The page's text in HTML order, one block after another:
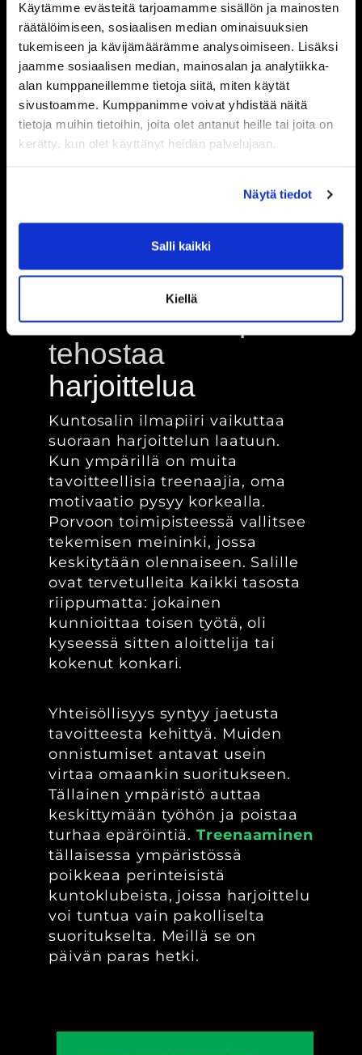
Käytämme evästeitä tarjoamamme sisällön ja mainosten
räätälöimiseen, sosiaalisen median ominaisuuksien
tukemiseen ja kävijämäärämme analysoimiseen. Lisäksi
jaamme sosiaalisen median, mainosalan ja analytiikka-
alan kumppaneillemme tietoja siitä, miten käytät
sivustoamme. Kumppanimme voivat yhdistää näitä
tietoja muihin tietoihin, joita olet antanut heille tai joita on
kerätty, kun olet käyttänyt heidän palvelujaan.
Näytä tiedot
Salli kaikki
Kiellä
selkeitä ja reiluja
jäsenyysvaihtoehtoja.
Valittavana on kertakäyntejä, 10
kerran kortteja ja
kuukausijäsenyyksiä. Tämä
mahdollistaa treenaamisen
itselle sopivalla tavalla, olitpa
paikkakunnalla vierailulla tai
tehdä töitä tulosten eteen.
Motivoiva ilmapiiri
tehostaa
harjoittelua
Kuntosalin ilmapiiri vaikuttaa
suoraan harjoittelun laatuun.
Kun ympärillä on muita
tavoitteellisia treenaajia, oma
motivaatio pysyy korkealla.
Porvoon toimipisteessä vallitsee
tekemisen meininki, jossa
keskitytään olennaiseen. Salille
ovat tervetulleita kaikki tasosta
riippumatta: jokainen
kunnioittaa toisen työtä, oli
kyseessä sitten aloittelija tai
kokenut konkari.
Yhteisöllisyys syntyy jaetusta
tavoitteesta kehittyä. Muiden
onnistumiset antavat usein
virtaa omaankin suoritukseen.
Tällainen ympäristö auttaa
keskittymään työhön ja poistaa
turhaa epäröintiä.Treenaaminen
tällaisessa ympäristössä
poikkeaa perinteisistä
kuntoklubeista, joissa harjoittelu
voi tuntua vain pakolliselta
suoritukselta. Meillä se on
päivän paras hetki.